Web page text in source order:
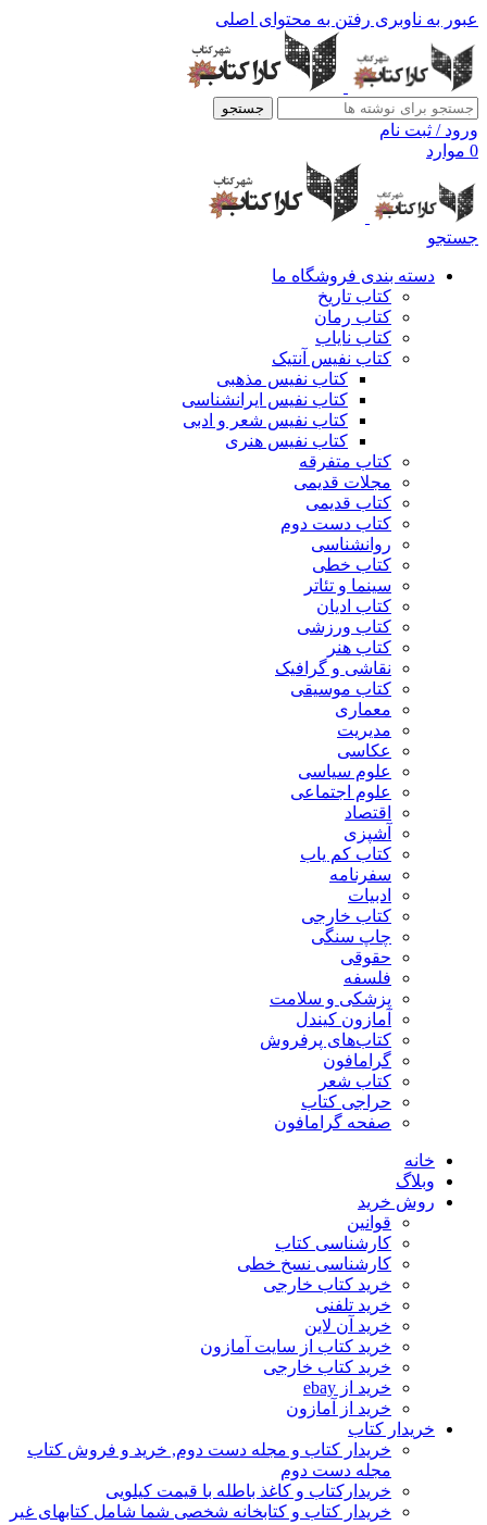
عبور به ناوبری رفتن به محتوای اصلی
جستجو
ورود / ثبت نام
0 موارد
جستجو
دسته بندی فروشگاه ما
کتاب تاریخ
کتاب رمان
کتاب نایاب
کتاب نفیس آنتیک
کتاب نفیس مذهبی
کتاب نفیس ایرانشناسی
کتاب نفیس شعر و ادبی
کتاب نفیس هنری
کتاب متفرقه
مجلات قدیمی
کتاب قدیمی
کتاب دست دوم
روانشناسی
کتاب خطی
سینما و تئاتر
کتاب ادیان
کتاب ورزشی
کتاب هنر
نقاشی و گرافیک
کتاب موسیقی
معماری
مدیریت
عکاسی
علوم سیاسی
علوم اجتماعی
اقتصاد
آشپزی
کتاب کم یاب
سفرنامه
ادبیات
کتاب خارجی
چاپ سنگی
حقوقی
فلسفه
پزشکی و سلامت
آمازون کیندل
کتاب‌های پرفروش
گرامافون
کتاب شعر
حراجی کتاب
صفحه گرامافون
خانه
وبلاگ
روش خرید
قوانین
کارشناسی کتاب
کارشناسی نسخ خطی
خرید کتاب خارجی
خرید تلفنی
خرید آن لاین
خرید کتاب از سایت آمازون
خرید کتاب خارجی
خرید از ebay
خرید از آمازون
خریدار کتاب
خریدار کتاب و مجله دست دوم, خرید و فروش کتاب
مجله دست دوم
خریدارکتاب و کاغذ باطله با قیمت کیلویی
خریدار کتاب و کتابخانه شخصی شما شامل کتابهای غیر